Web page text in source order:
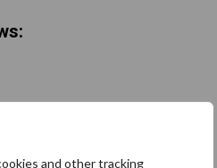
and other tracking